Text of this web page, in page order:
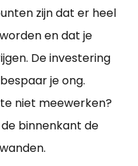
zijn dat er heel
en dat je
De investering
je ong.
niet meewerken?
binnenkant de